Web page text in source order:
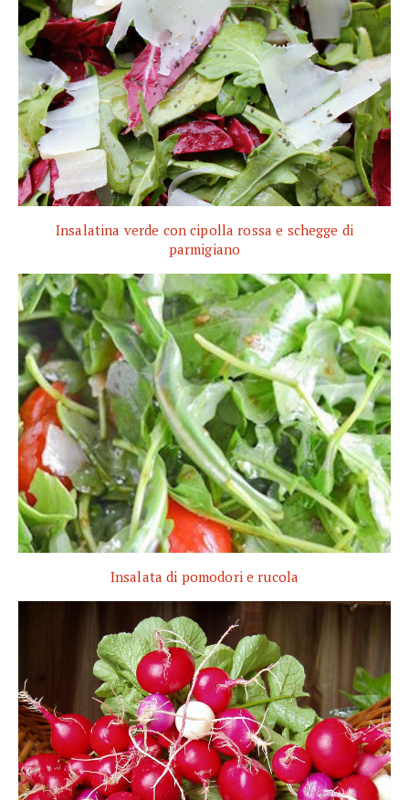
Insalatina verde con cipolla rossa e schegge di
parmigiano
Insalata di pomodori e rucola